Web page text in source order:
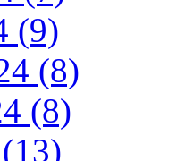
(9)
(8)
(8)